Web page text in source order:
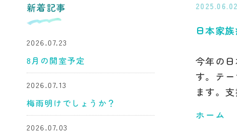
新着記事
2026.07.23
8月の開室予定
2026.07.13
梅雨明けでしょうか？
2026.07.03
2025.06.02
日本家
今年の
す。テ
ます。
ホーム